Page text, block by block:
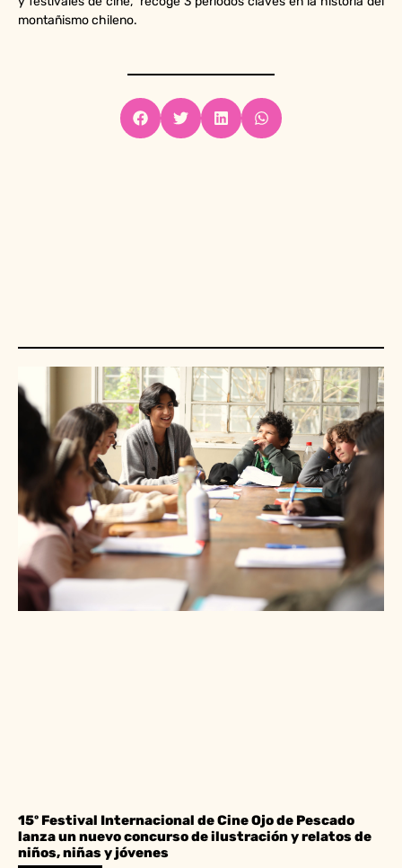
montañismo chileno.
15º Festival Internacional de Cine Ojo de Pescado
lanza un nuevo concurso de ilustración y relatos de
niños, niñas y jóvenes